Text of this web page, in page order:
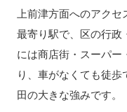
上前津方面へのアク
最寄り駅で、区の行政
には商店街・スーパー
り、車がなくても徒
田の大きな強みです。